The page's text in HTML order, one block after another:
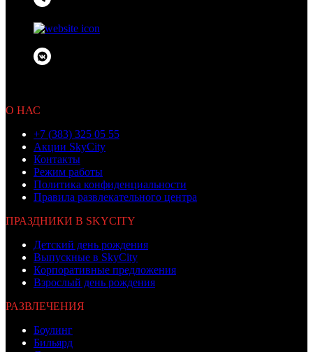
О НАС
+7 (383) 325 05 55
Акции SkyCity
Контакты
Режим работы
Политика конфиденциальности
Правила развлекательного центра
ПРАЗДНИКИ В SKYCITY
Детский день рождения
Выпускные в SkyCity
Корпоративные предложения
Взрослый день рождения
РАЗВЛЕЧЕНИЯ
Боулинг
Бильярд